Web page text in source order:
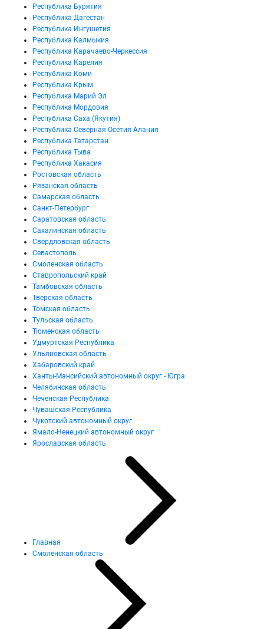
Республика Бурятия
Республика Дагестан
Республика Ингушетия
Республика Калмыкия
Республика Карачаево-Черкессия
Республика Карелия
Республика Коми
Республика Крым
Республика Марий Эл
Республика Мордовия
Республика Саха (Якутия)
Республика Северная Осетия-Алания
Республика Татарстан
Республика Тыва
Республика Хакасия
Ростовская область
Рязанская область
Самарская область
Санкт-Петербург
Саратовская область
Сахалинская область
Свердловская область
Севастополь
Смоленская область
Ставропольский край
Тамбовская область
Тверская область
Томская область
Тульская область
Тюменская область
Удмуртская Республика
Ульяновская область
Хабаровский край
Ханты-Мансийский автономный округ - Югра
Челябинская область
Чеченская Республика
Чувашская Республика
Чукотский автономный округ
Ямало-Ненецкий автономный округ
Ярославская область
Главная
Смоленская область